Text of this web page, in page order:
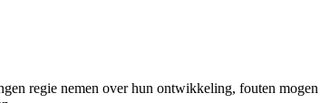
regie nemen over hun ontwikkeling, fouten